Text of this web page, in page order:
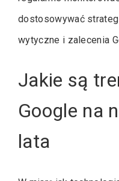
dostosowywać
wytyczne i zalecenia
Jakie są
Google na
lata